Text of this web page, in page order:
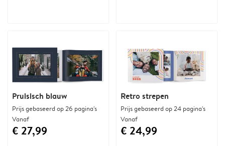
Pruisisch blauw
Prijs gebaseerd op 26 pagina's
Vanaf
€ 27,99
Retro strepen
Prijs gebaseerd op 24 pagina's
Vanaf
€ 24,99